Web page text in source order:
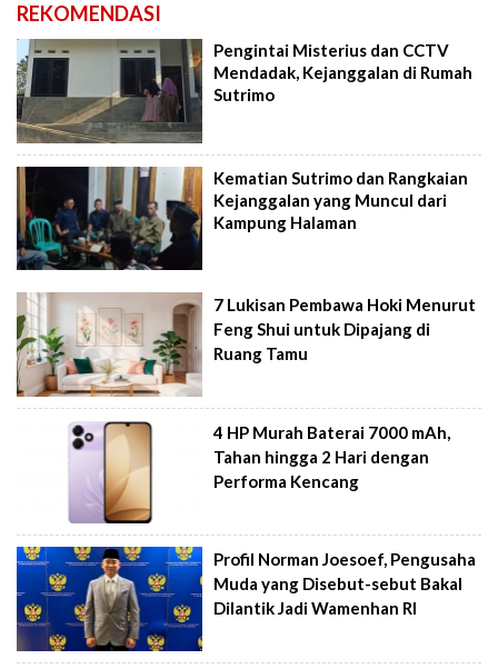
REKOMENDASI
Pengintai Misterius dan CCTV
Mendadak, Kejanggalan di Rumah
Sutrimo
Kematian Sutrimo dan Rangkaian
Kejanggalan yang Muncul dari
Kampung Halaman
7 Lukisan Pembawa Hoki Menurut
Feng Shui untuk Dipajang di
Ruang Tamu
4 HP Murah Baterai 7000 mAh,
Tahan hingga 2 Hari dengan
Performa Kencang
Profil Norman Joesoef, Pengusaha
Muda yang Disebut-sebut Bakal
Dilantik Jadi Wamenhan RI